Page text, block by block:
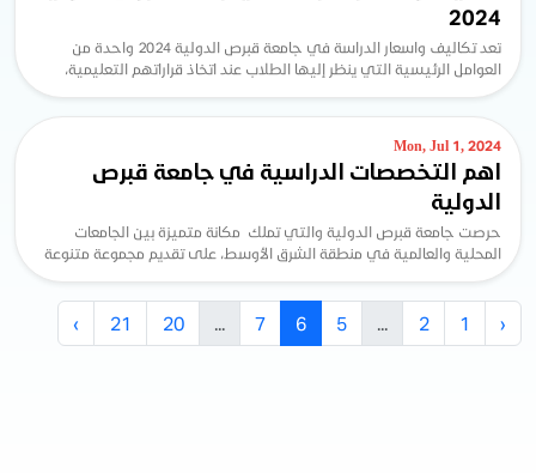
2024
تعد تكاليف واسعار الدراسة في جامعة قبرص الدولية 2024 واحدة من
العوامل الرئيسية التي ينظر إليها الطلاب عند اتخاذ قراراتهم التعليمية،
Mon, Jul 1, 2024
اهم التخصصات الدراسية في جامعة قبرص
الدولية
حرصت جامعة قبرص الدولية والتي تملك مكانة متميزة بين الجامعات
المحلية والعالمية في منطقة الشرق الأوسط، على تقديم مجموعة متنوعة
‹
1
2
...
5
6
7
...
20
21
›